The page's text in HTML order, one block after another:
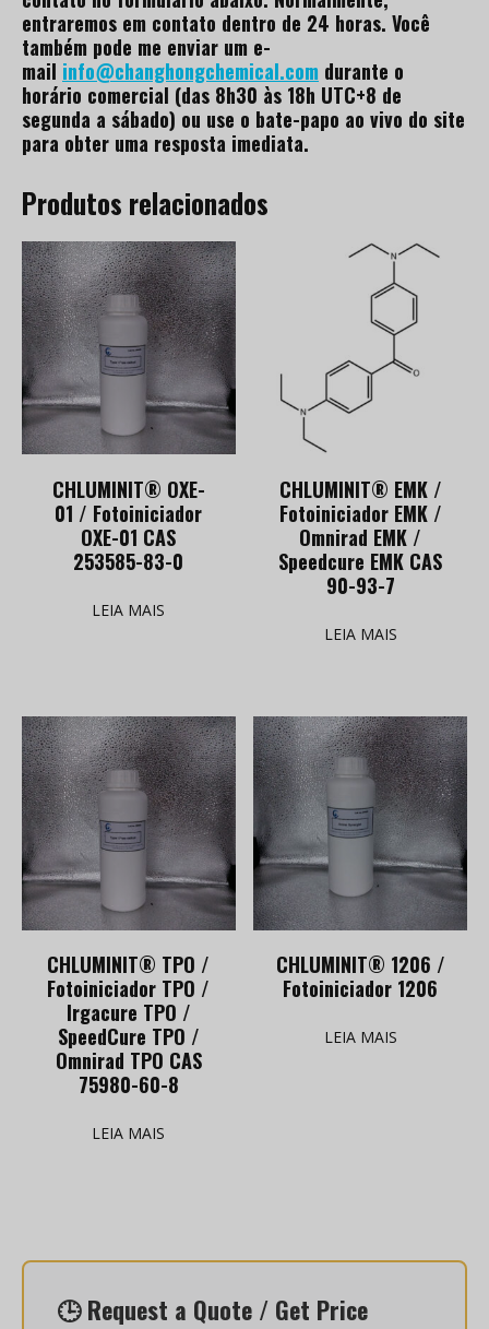
entraremos em contato dentro de 24 horas. Você
também pode me enviar um e-
mail info@changhongchemical.com durante o
horário comercial (das 8h30 às 18h UTC+8 de
segunda a sábado) ou use o bate-papo ao vivo do site
para obter uma resposta imediata.
Produtos relacionados
CHLUMINIT® OXE-
01 / Fotoiniciador
OXE-01 CAS
253585-83-0
LEIA MAIS
CHLUMINIT® EMK /
Fotoiniciador EMK /
Omnirad EMK /
Speedcure EMK CAS
90-93-7
LEIA MAIS
CHLUMINIT® TPO /
Fotoiniciador TPO /
Irgacure TPO /
SpeedCure TPO /
Omnirad TPO CAS
75980-60-8
LEIA MAIS
CHLUMINIT® 1206 /
Fotoiniciador 1206
LEIA MAIS
🕒 Request a Quote / Get Price